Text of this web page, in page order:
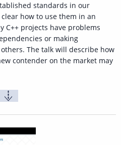
standards in our
how to use them in an
C++ projects have problems
or making
The talk will describe how
contender on the market may